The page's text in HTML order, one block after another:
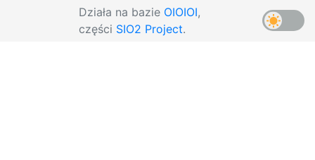
Działa na bazie OIOIOI,
części SIO2 Project.